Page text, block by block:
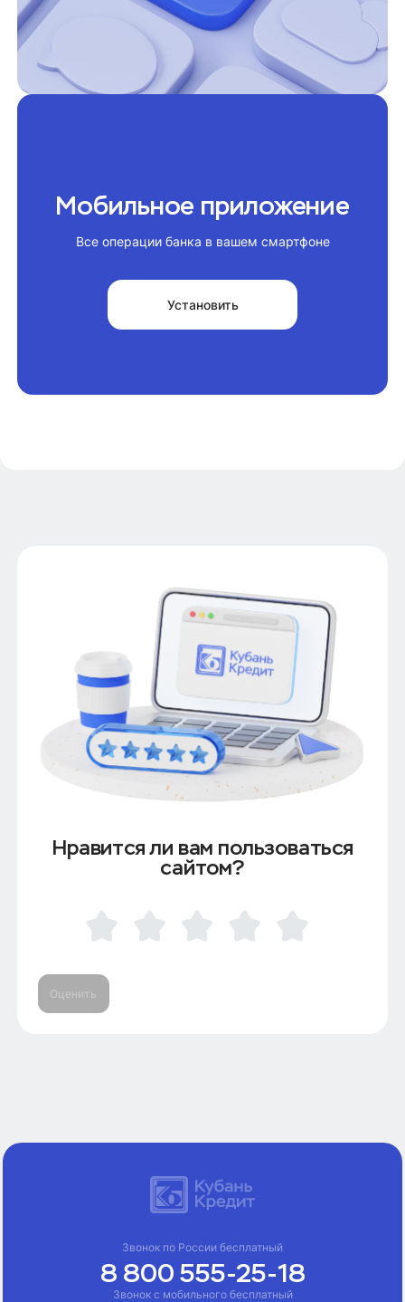
Мобильное приложение
Все операции банка в вашем смартфоне
Установить
Нравится ли вам пользоваться
сайтом?
Оценить
Звонок с мобильного бесплатный
Звонок по России бесплатный
8 800 555-25-18